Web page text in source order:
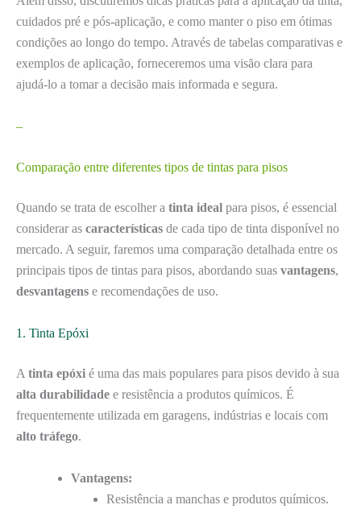
cuidados pré e pós-aplicação, e como manter o piso em ótimas
condições ao longo do tempo. Através de tabelas comparativas e
exemplos de aplicação, forneceremos uma visão clara para
ajudá-lo a tomar a decisão mais informada e segura.
–
Comparação entre diferentes tipos de tintas para pisos
Quando se trata de escolher a tinta ideal para pisos, é essencial
considerar as características de cada tipo de tinta disponível no
mercado. A seguir, faremos uma comparação detalhada entre os
principais tipos de tintas para pisos, abordando suas vantagens,
desvantagens e recomendações de uso.
1. Tinta Epóxi
A tinta epóxi é uma das mais populares para pisos devido à sua
alta durabilidade e resistência a produtos químicos. É
frequentemente utilizada em garagens, indústrias e locais com
alto tráfego.
Vantagens:
Resistência a manchas e produtos químicos.